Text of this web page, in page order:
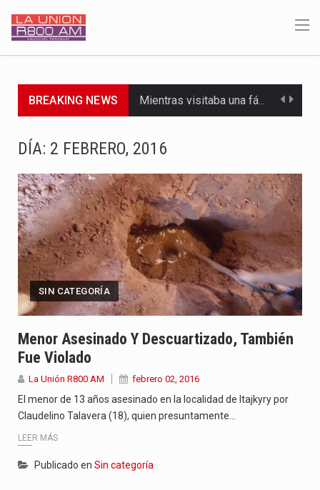
BREAKING NEWS Mientras visitaba una fábrica de armamentos en San Paulo, el…
Para Tania, una paraguaya de 33 años que reside en…
El presidente de la República se encontraba en el aeropuerto…
Una familia atravesó momentos de extrema tensión durante la madrugada…
Fretes se refirió concretamente al recorrido que realizó este jueves…
Hace casi dos meses que Rivas dejó el Senado y,…
DÍA: 2 FEBRERO, 2016
SIN CATEGORÍA
Menor Asesinado Y Descuartizado, También
Fue Violado
La Unión R800 AM febrero 02, 2016
El menor de 13 años asesinado en la localidad de Itajkyry por
Claudelino Talavera (18), quien presuntamente…
LEER MÁS
Publicado en Sin categoría